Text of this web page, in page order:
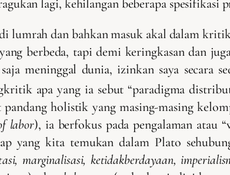
lagi, kehilangan beberapa spesifikasi
lumrah dan bahkan masuk akal dalam
berbeda, tapi demi keringkasan dan
meninggal dunia, izinkan saya secara
apa yang ia sebut “paradigma
holistik yang masing-masing
labor), ia berfokus pada pengalaman atau
yang kita temukan dalam Plato
marginalisasi, ketidakberdayaan,